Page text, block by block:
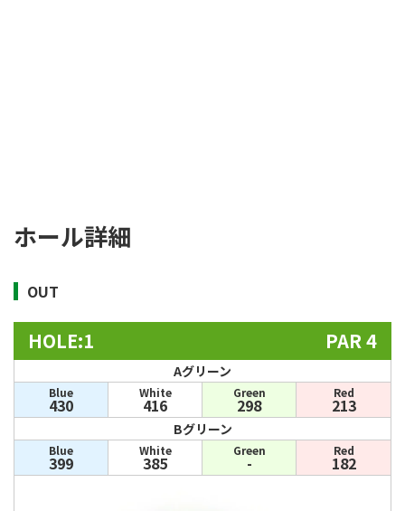
ホール詳細
OUT
HOLE:1 PAR 4
Aグリーン
Blue
430
White
416
Green
298
Red
213
Bグリーン
Blue
399
White
385
Green
-
Red
182